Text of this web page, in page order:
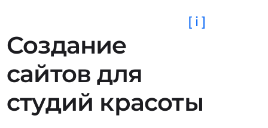
Создание
сайтов для
студий красоты
[ i ]